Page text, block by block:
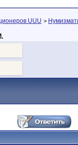
UUU >